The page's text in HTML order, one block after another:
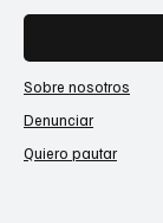
Sobre nosotros
Denunciar
Quiero pautar